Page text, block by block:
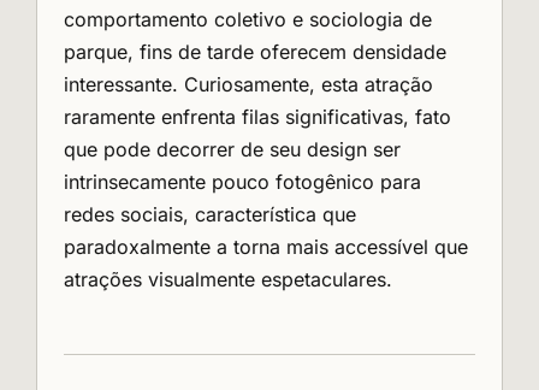
comportamento coletivo e sociologia de
parque, fins de tarde oferecem densidade
interessante. Curiosamente, esta atração
raramente enfrenta filas significativas, fato
que pode decorrer de seu design ser
intrinsecamente pouco fotogênico para
redes sociais, característica que
paradoxalmente a torna mais accessível que
atrações visualmente espetaculares.